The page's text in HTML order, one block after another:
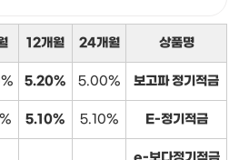
12개월 24개월 상품명
5.20% 5.00% 보고파 정기적금
5.10% 5.10% E-정기적금